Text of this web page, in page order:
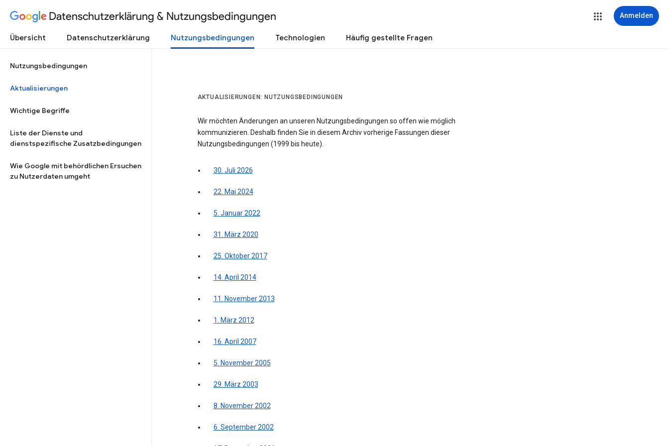
Datenschutzerklärung & Nutzungsbedingungen Anmelden
Übersicht Datenschutzerklärung Nutzungsbedingungen Technologien Häufig gestellte Fragen
Nutzungsbedingungen
Aktualisierungen
Wichtige Begriffe
Liste der Dienste und
dienstspezifische Zusatzbedingungen
Wie Google mit behördlichen Ersuchen
zu Nutzerdaten umgeht
AKTUALISIERUNGEN: NUTZUNGSBEDINGUNGEN
Wir möchten Änderungen an unseren Nutzungsbedingungen so offen wie möglich
kommunizieren. Deshalb finden Sie in diesem Archiv vorherige Fassungen dieser
Nutzungsbedingungen (1999 bis heute).
30. Juli 2026
22. Mai 2024
5. Januar 2022
31. März 2020
25. Oktober 2017
14. April 2014
11. November 2013
1. März 2012
16. April 2007
5. November 2005
29. März 2003
8. November 2002
6. September 2002